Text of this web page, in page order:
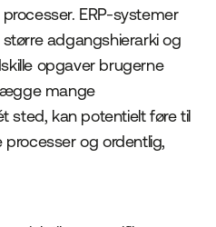
ERP-systemer
adgangshierarki og
opgaver brugerne
mange
sted, kan potentielt føre til
processer og ordentlig,